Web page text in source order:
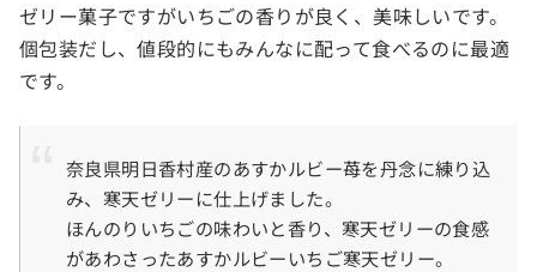
ゼリー菓子ですがいちごの香りが良く、美味しいです。
個包装だし、値段的にもみんなに配って食べるのに最適
です。
奈良県明日香村産のあすかルビー苺を丹念に練り込
み、寒天ゼリーに仕上げました。
ほんのりいちごの味わいと香り、寒天ゼリーの食感
があわさったあすかルビーいちご寒天ゼリー。